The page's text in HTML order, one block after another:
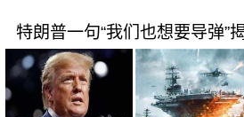
特朗普一句“我们也想要导弹”